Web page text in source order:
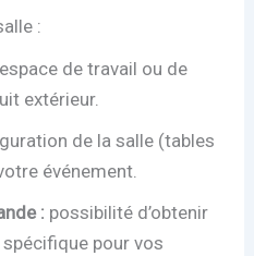
:
de travail ou de
extérieur.
de la salle (tables
événement.
: possibilité d’obtenir
pour vos